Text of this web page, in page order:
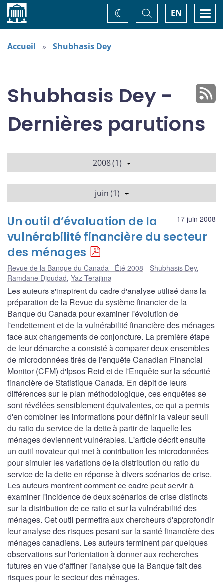
Accueil EN
Basculer
la
recherche
Changez
de
Accueil Shubhasis Dey
Shubhasis Dey -
Dernières parutions
2008 (1)
juin (1)
17 juin 2008
Un outil d’évaluation de la
vulnérabilité financière du secteur
des ménages
Revue de la Banque du Canada - Été 2008 Shubhasis Dey,
Ramdane Djoudad, Yaz Terajima
Les auteurs s'inspirent du cadre d'analyse utilisé dans la
préparation de la Revue du système financier de la
Banque du Canada pour examiner l'évolution de
l'endettement et de la vulnérabilité financière des ménages
face aux changements de conjoncture. La première étape
de leur démarche a consisté à comparer deux ensembles
de microdonnées tirés de l'enquête Canadian Financial
Monitor (CFM) d'Ipsos Reid et de l'Enquête sur la sécurité
financière de Statistique Canada. En dépit de leurs
différences sur le plan méthodologique, ces enquêtes se
sont révélées sensiblement équivalentes, ce qui a permis
d'en combiner les informations pour définir la valeur seuil
du ratio du service de la dette à partir de laquelle les
ménages deviennent vulnérables. L'article décrit ensuite
un outil novateur qui met à contribution les microdonnées
pour simuler les variations de la distribution du ratio du
service de la dette en réponse à divers scénarios de crise.
Les auteurs montrent comment ce cadre peut servir à
examiner l'incidence de deux scénarios de crise distincts
sur la distribution de ce ratio et sur la vulnérabilité des
ménages. Cet outil permettra aux chercheurs d'approfondir
leur analyse des risques pesant sur la santé financière des
ménages canadiens. Les auteurs terminent par quelques
observations sur l'orientation à donner aux recherches
futures en vue d'affiner l'analyse que la Banque fait des
risques pour le secteur des ménages.